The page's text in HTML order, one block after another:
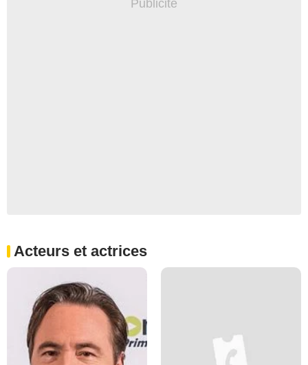
Acteurs et actrices